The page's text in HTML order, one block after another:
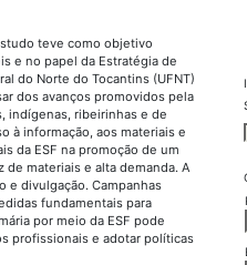
teve como objetivo
e no papel da Estratégia de
do Norte do Tocantins (UFNT)
dos avanços promovidos pela
indígenas, ribeirinhas e de
à informação, aos materiais e
da ESF na promoção de um
materiais e alta demanda. A
e divulgação. Campanhas
fundamentais para
por meio da ESF pode
profissionais e adotar políticas